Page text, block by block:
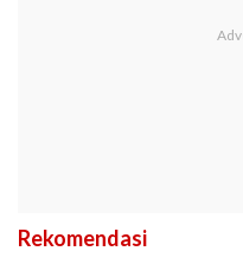
Rekomendasi